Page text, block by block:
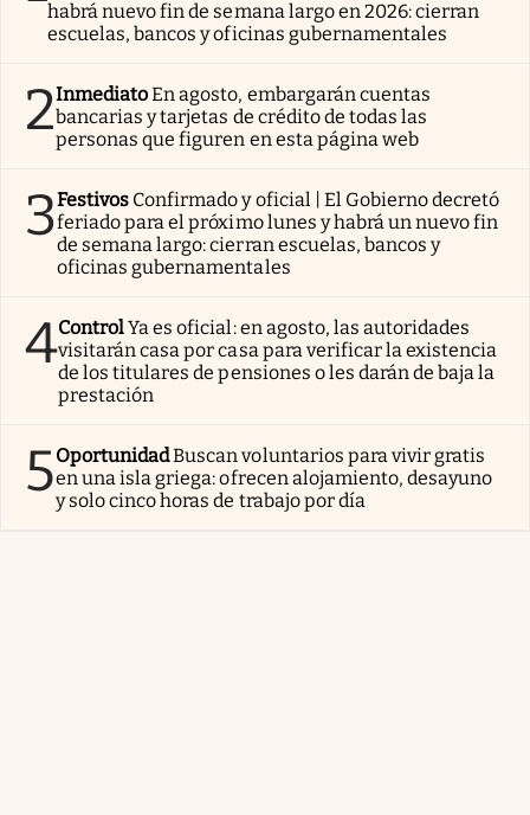
habrá nuevo fin de semana largo en 2026: cierran
escuelas, bancos y oficinas gubernamentales
2InmediatoEn agosto, embargarán cuentas
bancarias y tarjetas de crédito de todas las
personas que figuren en esta página web
3Festivos Confirmado y oficial | El Gobierno decretó
feriado para el próximo lunes y habrá un nuevo fin
de semana largo: cierran escuelas, bancos y
oficinas gubernamentales
4ControlYa es oficial: en agosto, las autoridades
visitarán casa por casa para verificar la existencia
de los titulares de pensiones o les darán de baja la
prestación
5OportunidadBuscan voluntarios para vivir gratis
en una isla griega: ofrecen alojamiento, desayuno
y solo cinco horas de trabajo por día